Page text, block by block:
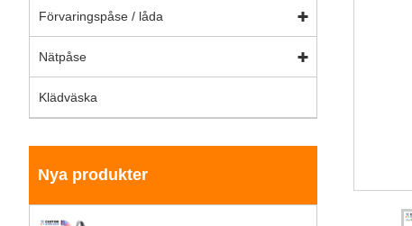
Förvaringspåse / låda
Nätpåse
Klädväska
Nya produkter